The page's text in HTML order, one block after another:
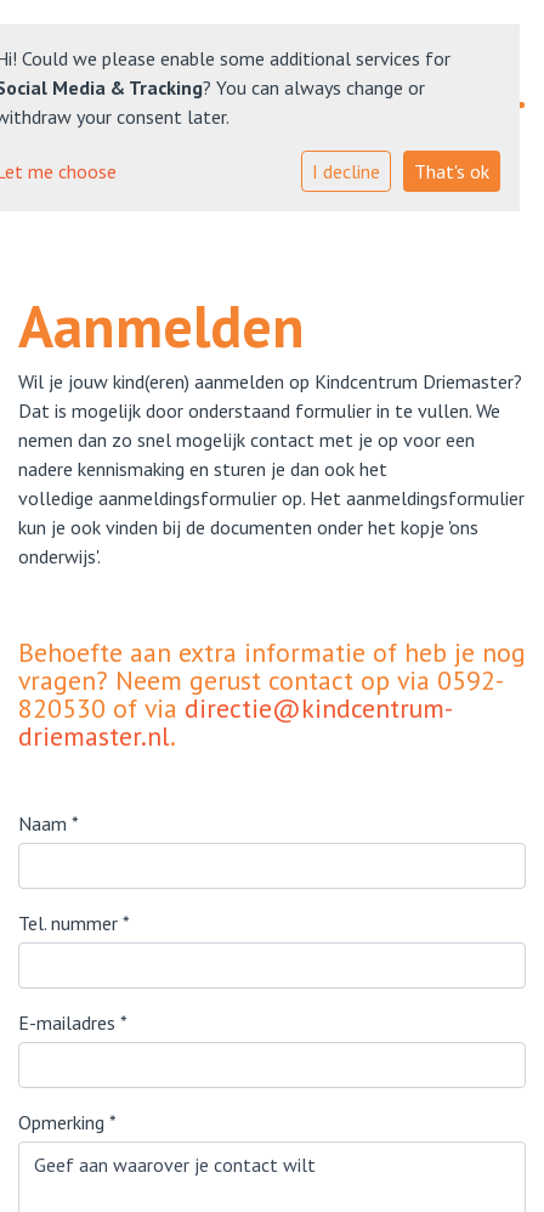
Nieuws
Ouders
Contact
Aanmelden
Wil je jouw kind(eren) aanmelden op Kindcentrum Driemaster?
Dat is mogelijk door onderstaand formulier in te vullen. We
nemen dan zo snel mogelijk contact met je op voor een
nadere kennismaking en sturen je dan ook het
volledige aanmeldingsformulier op. Het aanmeldingsformulier
kun je ook vinden bij de documenten onder het kopje 'ons
onderwijs'.
Behoefte aan extra informatie of heb je nog
vragen? Neem gerust contact op via 0592-
820530 of via directie@kindcentrum-
driemaster.nl.
Naam *
Tel. nummer *
E-mailadres *
Opmerking *
Could we please enable some additional services for
Media & Tracking? You can always change or
your consent later.
me choose I decline That's ok